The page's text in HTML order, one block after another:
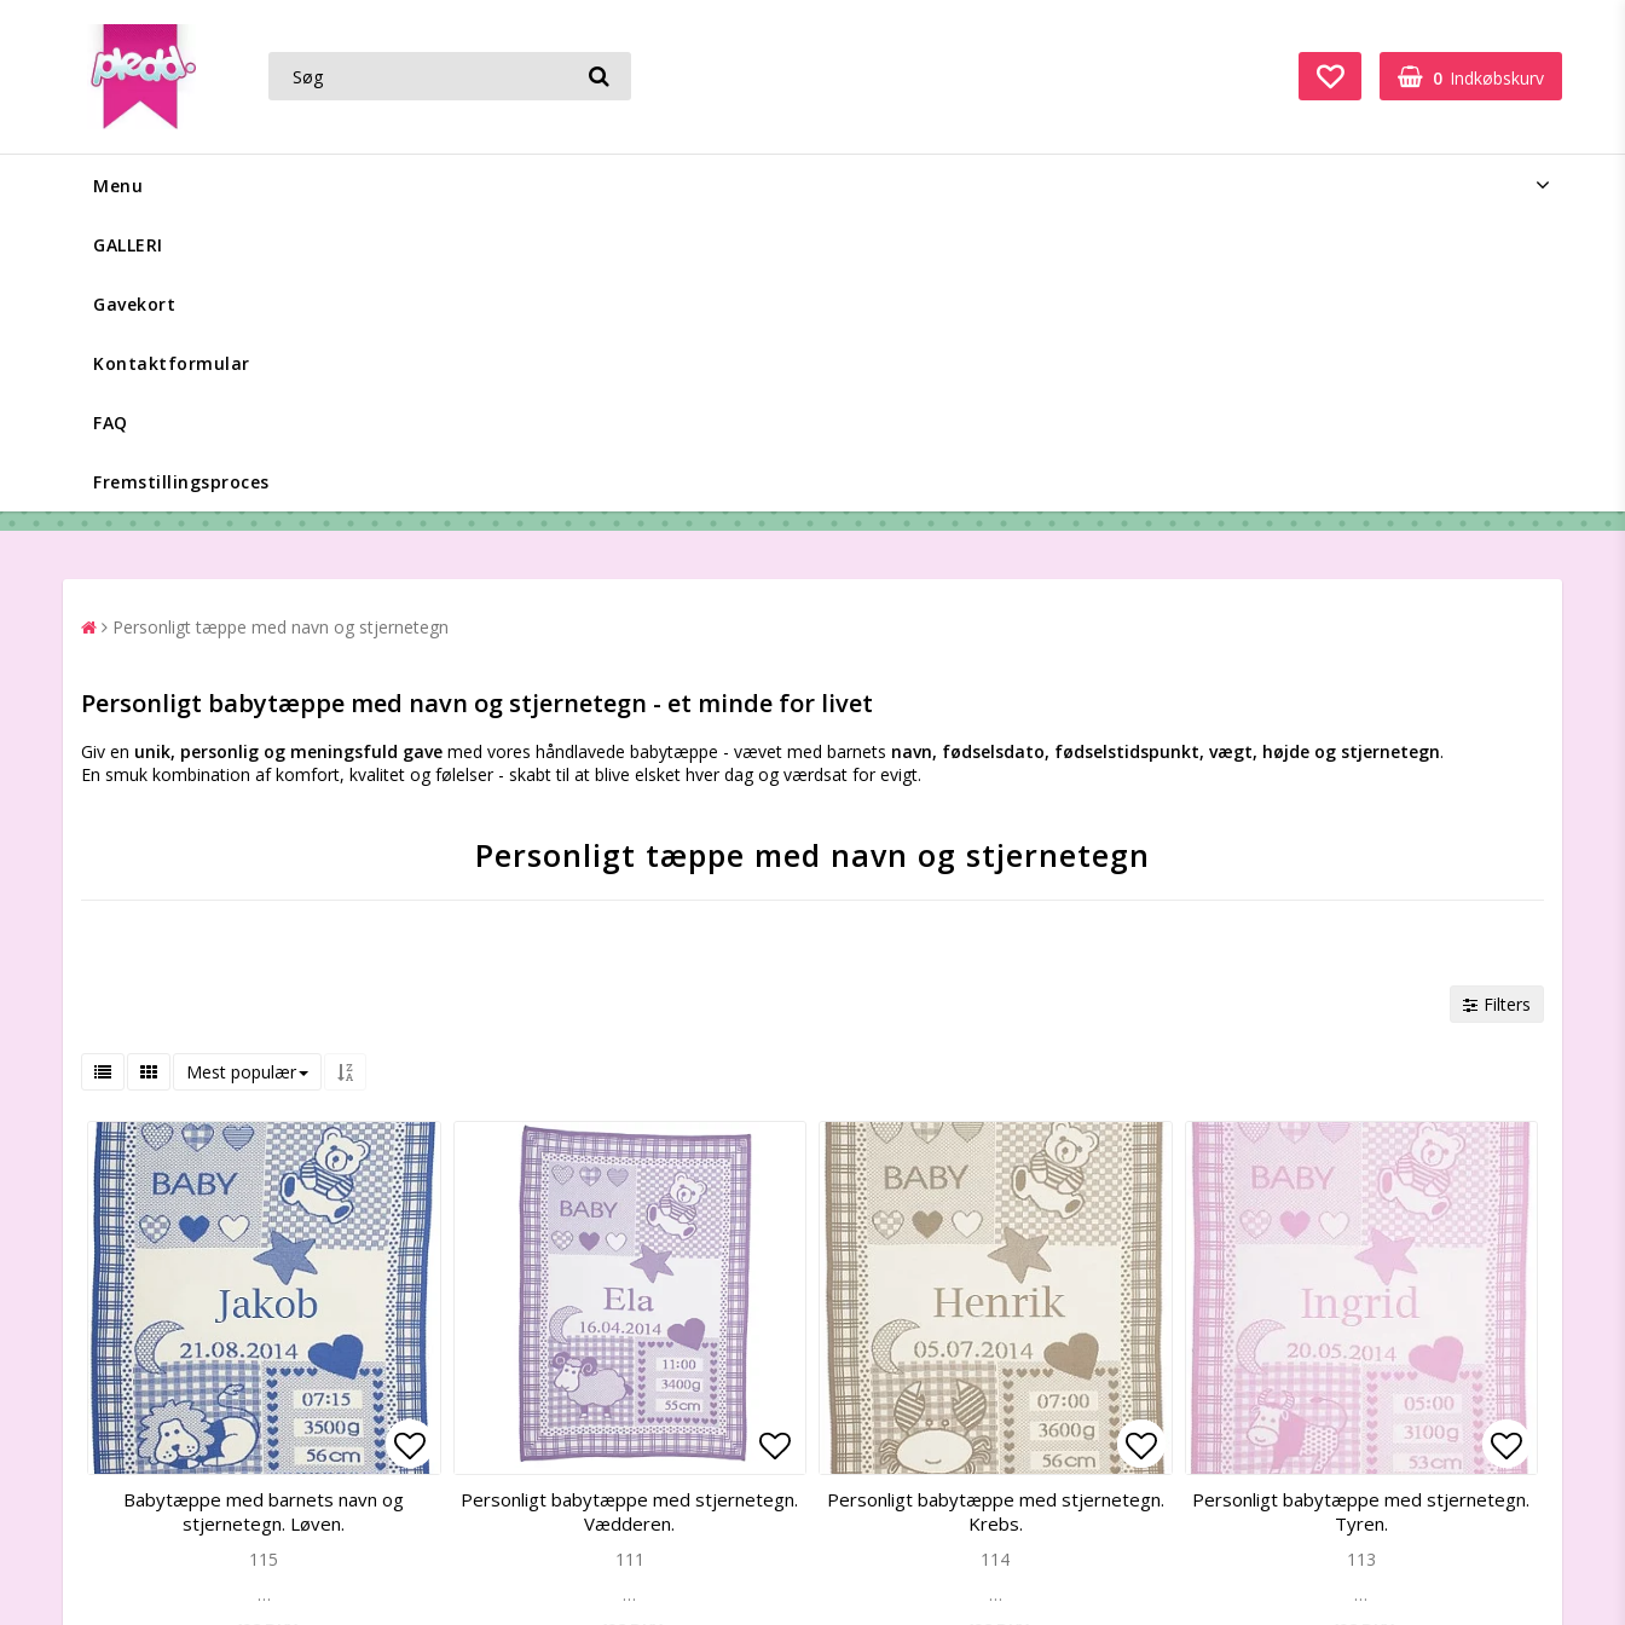
0 Indkøbskurv
Menu
GALLERI
Gavekort
Kontaktformular
FAQ
Fremstillingsproces
Personligt tæppe med navn og stjernetegn
Personligt babytæppe med navn og stjernetegn - et minde for livet
Giv en unik, personlig og meningsfuld gave med vores håndlavede babytæppe - vævet med barnets navn, fødselsdato, fødselstidspunkt, vægt, højde og stjernetegn.
En smuk kombination af komfort, kvalitet og følelser - skabt til at blive elsket hver dag og værdsat for evigt.
Personligt tæppe med navn og stjernetegn
Filters
Mest populær
Add to list of favorites
Add to list of favorites
Babytæppe med barnets navn og
stjernetegn. Løven.
115
…
Add to list of favorites
Add to list of favorites
Personligt babytæppe med stjernetegn.
Vædderen.
111
…
Add to list of favorites
Add to list of favorites
Personligt babytæppe med stjernetegn.
Krebs.
114
…
Add to
Add to
Personligt babytæppe med stjernetegn.
Tyren.
113
…